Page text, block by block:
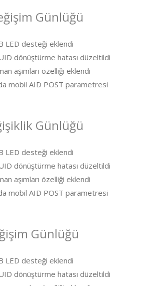
Günlüğü
LED desteği eklendi
dönüştürme hatası düzeltildi
aşımları özelliği eklendi
mobil AID POST parametresi
Günlüğü
LED desteği eklendi
dönüştürme hatası düzeltildi
aşımları özelliği eklendi
mobil AID POST parametresi
Günlüğü
LED desteği eklendi
dönüştürme hatası düzeltildi